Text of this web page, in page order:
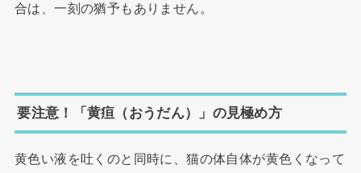
合は、一刻の猶予もありません。
要注意！「黄疸（おうだん）」の見極め方
黄色い液を吐くのと同時に、猫の体自体が黄色くなって